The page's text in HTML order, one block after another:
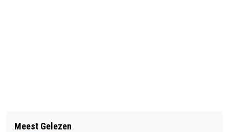
START VAN DE LENTE MET
Meest Gelezen